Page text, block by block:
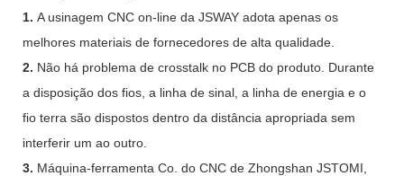
1. A usinagem CNC on-line da JSWAY adota apenas os
melhores materiais de fornecedores de alta qualidade.
2. Não há problema de crosstalk no PCB do produto. Durante
a disposição dos fios, a linha de sinal, a linha de energia e o
fio terra são dispostos dentro da distância apropriada sem
interferir um ao outro.
3. Máquina-ferramenta Co. do CNC de Zhongshan JSTOMI,